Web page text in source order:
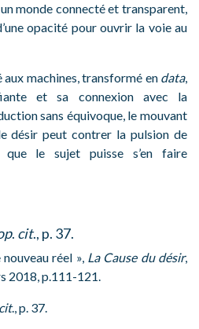
monde connecté et transparent,
opacité pour ouvrir la voie au
aux machines, transformé en data,
et sa connexion avec la
sans équivoque, le mouvant
désir peut contrer la pulsion de
le sujet puisse s’en faire
. cit., p. 37.
réel », La Cause du désir,
2018, p.111-121.
cit., p. 37.